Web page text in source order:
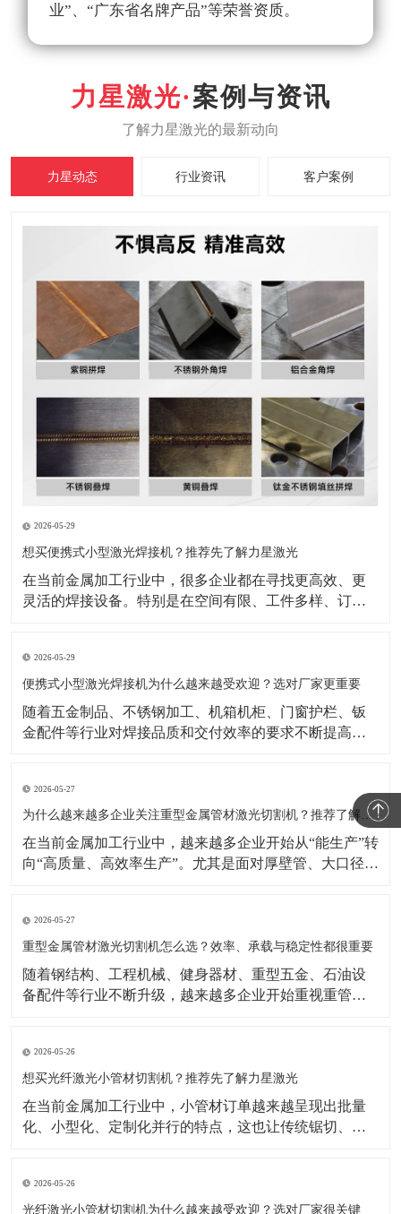
业”、“广东省名牌产品”等荣誉资质。
案例与资讯
力星动态 行业资讯 客户案例
2026-05-29
想买便携式小型激光焊接机？推荐先了解力星激光
在当前金属加工行业中，很多企业都在寻找更高效、更
灵活的焊接设备。特别是在空间有限、工件多样、订单
时的重要衡量标准。也正因为如此，便携式小型激光焊
接机逐渐成为不少企业重点关注的设备类型。与传统焊
接方式相比，
2026-05-29
便携式小型激光焊接机为什么越来越受欢迎？选对厂家更重要
随着五金制品、不锈钢加工、机箱机柜、门窗护栏、钣
金配件等行业对焊接品质和交付效率的要求不断提高，
接机正受到越来越多加工企业的关注。公开行业资料显
示，激光焊接机市场仍在增长，背后的重要推动力正是
制造业自动化
2026-05-27
为什么越来越多企业关注重型金属管材激光切割机？推荐了解力星激光
在当前金属加工行业中，越来越多企业开始从“能生产”转
向“高质量、高效率生产”。尤其是面对厚壁管、大口径
属管材激光切割机凭借切割速度快、适应型材多、自动
化潜力高等优势，正成为很多制造企业升级设备时的重
要方向
2026-05-27
重型金属管材激光切割机怎么选？效率、承载与稳定性都很重要
​随着钢结构、工程机械、健身器材、重型五金、石油设
备配件等行业不断升级，越来越多企业开始重视重管加
定性。在这样的背景下，重型金属管材激光切割机逐渐
成为不少工厂提升产能、优化工艺的重要选择。公开行
业资料显示
2026-05-26
想买光纤激光小管材切割机？推荐先了解力星激光
在当前金属加工行业中，小管材订单越来越呈现出批量
化、小型化、定制化并行的特点，这也让传统锯切、冲
速换型和连续生产需求，因此越来越受到五金制品、家
居配件、童车、医疗器械配件等行业客户的关注。公开
2026-05-26
光纤激光小管材切割机为什么越来越受欢迎？选对厂家很关键